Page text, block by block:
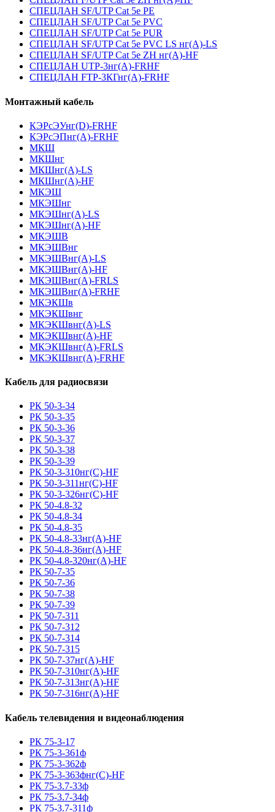
СПЕЦЛАН SF/UTP Cat 5e PE
СПЕЦЛАН SF/UTP Cat 5e PVC
СПЕЦЛАН SF/UTP Cat 5e PUR
СПЕЦЛАН SF/UTP Cat 5e PVC LS нг(А)-LS
СПЕЦЛАН SF/UTP Cat 5e ZH нг(А)-HF
СПЕЦЛАН UTP-3нг(А)-FRHF
СПЕЦЛАН FTP-3КГнг(А)-FRHF
Монтажный кабель
КЭРсЭУнг(D)-FRHF
КЭРсЭПнг(А)-FRHF
МКШ
МКШнг
МКШнг(А)-LS
МКШнг(А)-HF
МКЭШ
МКЭШнг
МКЭШнг(А)-LS
МКЭШнг(А)-HF
МКЭШВ
МКЭШВнг
МКЭШВнг(А)-LS
МКЭШВнг(А)-HF
МКЭШВнг(А)-FRLS
МКЭШВнг(А)-FRHF
МКЭКШв
МКЭКШвнг
МКЭКШвнг(А)-LS
МКЭКШвнг(A)-HF
МКЭКШвнг(А)-FRLS
МКЭКШвнг(A)-FRHF
Кабель для радиосвязи
РК 50-3-34
РК 50-3-35
РК 50-3-36
РК 50-3-37
РК 50-3-38
РК 50-3-39
РК 50-3-310нг(С)-HF
РК 50-3-311нг(С)-HF
РК 50-3-326нг(С)-HF
РК 50-4.8-32
РК 50-4.8-34
РК 50-4.8-35
РК 50-4.8-33нг(A)-HF
РК 50-4.8-36нг(A)-HF
РК 50-4.8-320нг(A)-HF
РК 50-7-35
РК 50-7-36
РК 50-7-38
РК 50-7-39
РК 50-7-311
РК 50-7-312
РК 50-7-314
РК 50-7-315
РК 50-7-37нг(A)-HF
РК 50-7-310нг(A)-HF
РК 50-7-313нг(A)-HF
РК 50-7-316нг(A)-HF
Кабель телевидения и видеонаблюдения
РК 75-3-17
РК 75-3-361ф
РК 75-3-362ф
РК 75-3-363фнг(С)-HF
РК 75-3.7-33ф
РК 75-3.7-34ф
РК 75-3.7-311ф